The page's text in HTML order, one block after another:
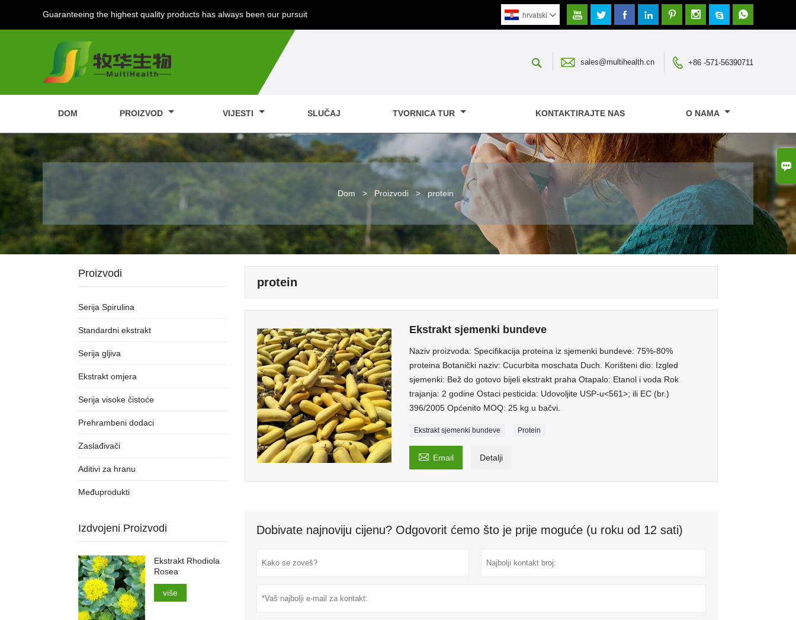

Guaranteeing the highest quality products has always been our pursuit        
hrvatski 
  sales@multihealth.cn  +86 -571-56390711
DOM PROIZVOD VIJESTI SLUČAJ TVORNICA TUR KONTAKTIRAJTE NAS O NAMA
Dom > Proizvodi > protein
protein
Ekstrakt sjemenki bundeve
Naziv proizvoda: Specifikacija proteina iz sjemenki bundeve: 75%-80%
proteina Botanički naziv: Cucurbita moschata Duch. Korišteni dio: Izgled
sjemenki: Bež do gotovo bijeli ekstrakt praha Otapalo: Etanol i voda Rok
trajanja: 2 godine Ostaci pesticida: Udovoljite USP-u<561>; ili EC (br.)
396/2005 Općenito MOQ: 25 kg u bačvi.
Ekstrakt sjemenki bundeve Protein
 Email Detalji
Dobivate najnoviju cijenu? Odgovorit ćemo što je prije moguće (u roku od 12 sati)
Proizvodi
Serija Spirulina
Standardni ekstrakt
Serija gljiva
Ekstrakt omjera
Serija visoke čistoće
Prehrambeni dodaci
Zaslađivači
Aditivi za hranu
Međuprodukti
Izdvojeni Proizvodi
Ekstrakt Rhodiola
Rosea
više